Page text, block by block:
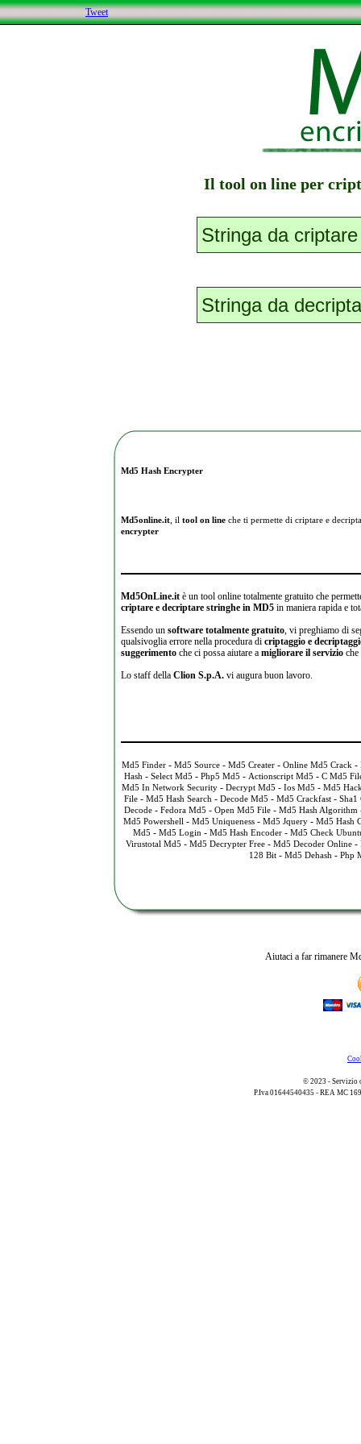
Tweet
Il tool on line per
Md5 Hash Encrypter
Md5online.it, il tool on lineche ti permette di criptare e
encrypter
Md5OnLine.itè un tool online totalmente gratuito che
criptare e decriptare stringhe in MD5in maniera rapida e
Essendo un software totalmente gratuito, vi preghiamo di
qualsivoglia errore nella procedura di criptaggio e
suggerimentoche ci possa aiutare a migliorare il servizioche
Lo staff della Clion S.p.A.vi augura buon lavoro.
Md5 Finder- Md5 Source- Md5 Creater- Online Md5 Crack -
Hash - Select Md5 - Php5 Md5 - Actionscript Md5 - C Md5
Md5 In Network Security - Decrypt Md5 - Ios Md5 - Md5
File- Md5 Hash Search - Decode Md5 - Md5 Crackfast- Sha1
Decode- Fedora Md5 - Open Md5 File- Md5 Hash Algorithm
Md5 Powershell - Md5 Uniqueness- Md5 Jquery- Md5 Hash
Md5 - Md5 Login - Md5 Hash Encoder- Md5 Check
Virustotal Md5 - Md5 Decrypter Free - Md5 Decoder Online -
128 Bit- Md5 Dehash - Php
Aiutaci a far rimanere
© 2023 - Servizio
P.Iva 01644540435 - REA MC